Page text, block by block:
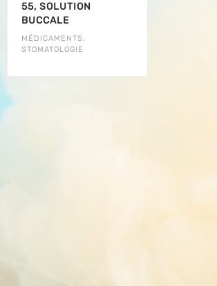
55, SOLUTION
BUCCALE
MÉDICAMENTS,
STOMATOLOGIE